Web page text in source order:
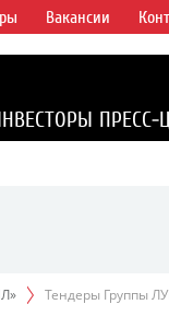
Вакансии
ПРЕСС-
Тендеры Группы